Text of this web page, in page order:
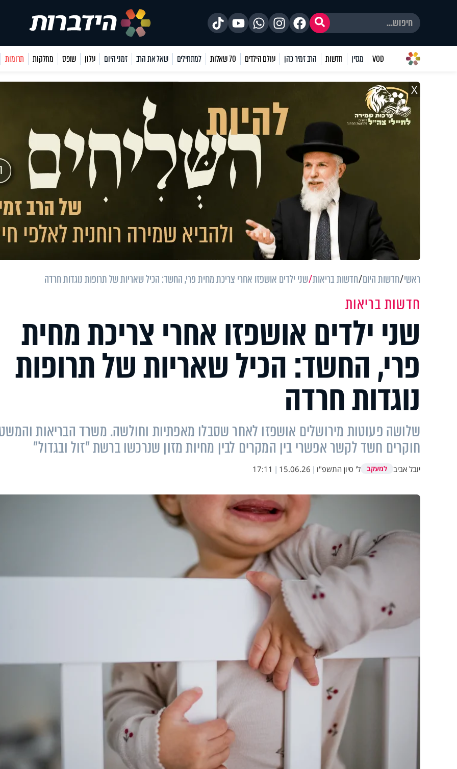
VOD מגזין חדשות הרב זמיר כהן עולם הילדים 70 שאלות למתחילים שאל את הרב זמני היום עלון שופס מחלקות תרומות
X
ראשי חדשות היום חדשות בריאות שני ילדים אושפזו אחרי צריכת מחית פרי, החשד: הכיל שאריות של תרופות נוגדות חרדה
חדשות בריאות
שני ילדים אושפזו אחרי צריכת מחית
פרי, החשד: הכיל שאריות של תרופות
נוגדות חרדה
שלושה פעוטות מירושלים אושפזו לאחר שסבלו מאפתיות וחולשה. משרד הבריאות
חוקרים חשד לקשר אפשרי בין המקרים לבין מחיות מזון שנרכשו ברשת "זול ובגדול"
יובל אביב למעקב ל' סיון התשפ"ו |
15.06.26
|
17:11